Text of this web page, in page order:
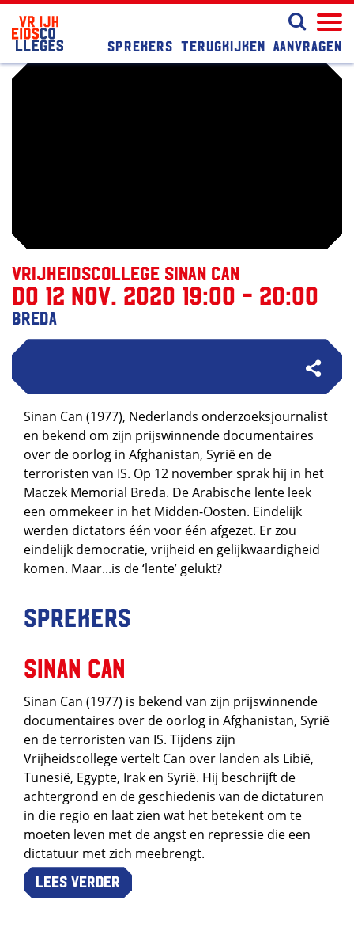
Sprekers Terugkijken Aanvragen
Vrijheidscollege Sinan Can
do 12 nov. 2020 19:00 - 20:00
Breda
Sinan Can (1977), Nederlands onderzoeksjournalist
en bekend om zijn prijswinnende documentaires
over de oorlog in Afghanistan, Syrië en de
terroristen van IS. Op 12 november sprak hij in het
Maczek Memorial Breda. De Arabische lente leek
een ommekeer in het Midden-Oosten. Eindelijk
werden dictators één voor één afgezet. Er zou
eindelijk democratie, vrijheid en gelijkwaardigheid
komen. Maar...is de ‘lente’ gelukt?
Sprekers
Sinan Can
Sinan Can (1977) is bekend van zijn prijswinnende
documentaires over de oorlog in Afghanistan, Syrië
en de terroristen van IS. Tijdens zijn
Vrijheidscollege vertelt Can over landen als Libië,
Tunesië, Egypte, Irak en Syrië. Hij beschrijft de
achtergrond en de geschiedenis van de dictaturen
in die regio en laat zien wat het betekent om te
moeten leven met de angst en repressie die een
dictatuur met zich meebrengt.
Lees verder